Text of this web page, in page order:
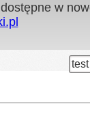
w
test